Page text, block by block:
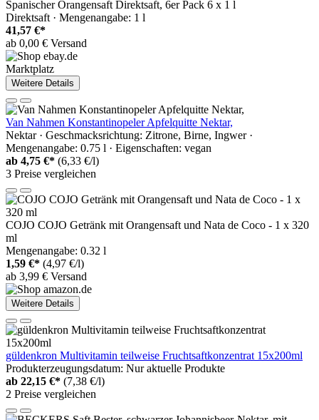
Spanischer Orangensaft Direktsaft, 6er Pack 6 x 1 l
Direktsaft · Mengenangabe: 1 l
41,57 €*
ab 0,00 € Versand
Marktplatz
Weitere Details
Van Nahmen Konstantinopeler Apfelquitte Nektar,
Nektar · Geschmacksrichtung: Zitrone, Birne, Ingwer ·
Mengenangabe: 0.75 l · Eigenschaften: vegan
ab 4,75 €* (6,33 €/l)
3 Preise vergleichen
COJO COJO Getränk mit Orangensaft und Nata de Coco - 1 x 320
ml
Mengenangabe: 0.32 l
1,59 €* (4,97 €/l)
ab 3,99 € Versand
Weitere Details
güldenkron Multivitamin teilweise Fruchtsaftkonzentrat 15x200ml
Produkterzeugungsdatum: Nur aktuelle Produkte
ab 22,15 €* (7,38 €/l)
2 Preise vergleichen